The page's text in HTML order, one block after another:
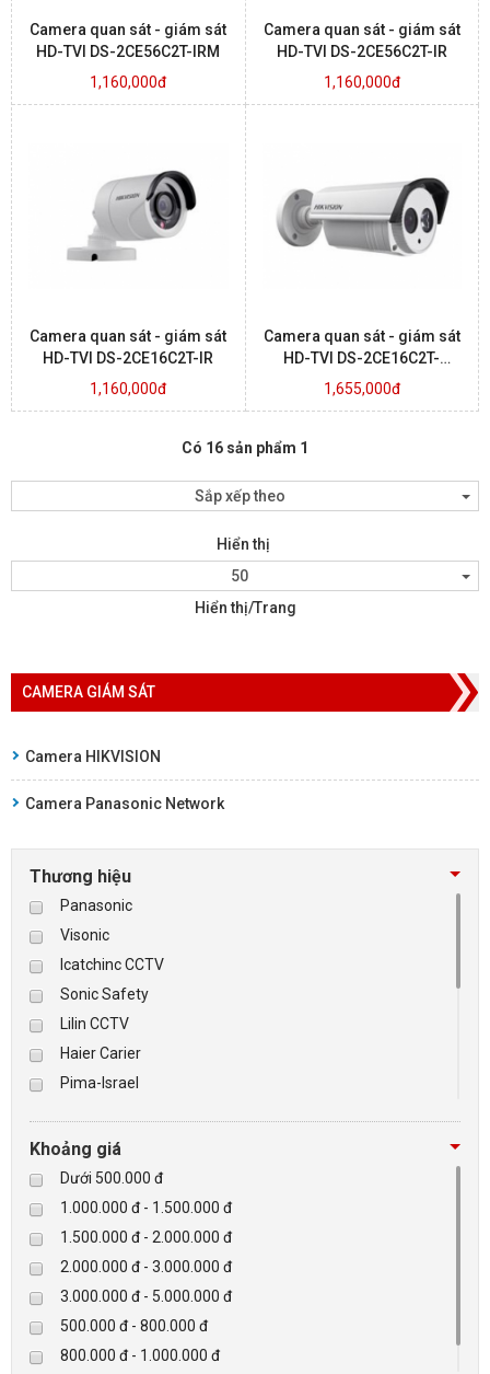
Camera quan sát - giám sát
HD-TVI DS-2CE56C2T-IRM
1,160,000đ
Camera quan sát - giám sát
HD-TVI DS-2CE56C2T-IR
1,160,000đ
Camera quan sát - giám sát
HD-TVI DS-2CE16C2T-IR
1,160,000đ
Camera quan sát - giám sát
HD-TVI DS-2CE16C2T-
IT1.IT3
1,655,000đ
Có 16 sản phẩm 1
Sắp xếp theo
Hiển thị
50
Hiển thị/Trang
CAMERA GIÁM SÁT
Camera HIKVISION
Camera Panasonic Network
Thương hiệu
Panasonic
Visonic
Icatchinc CCTV
Sonic Safety
Lilin CCTV
Haier Carier
Pima-Israel
Checkpoint
Paradox-Canada
D-max
HIKVISON
Eguard
Khác
Rapiscan
Khoảng giá
Dưới 500.000 đ
1.000.000 đ - 1.500.000 đ
1.500.000 đ - 2.000.000 đ
2.000.000 đ - 3.000.000 đ
3.000.000 đ - 5.000.000 đ
500.000 đ - 800.000 đ
800.000 đ - 1.000.000 đ